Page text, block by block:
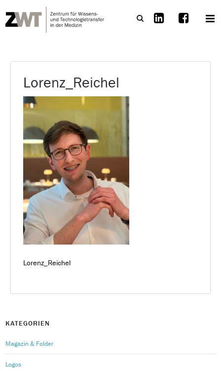
Lorenz_Reichel
Lorenz_Reichel
KATEGORIEN
Magazin & Folder
Logos